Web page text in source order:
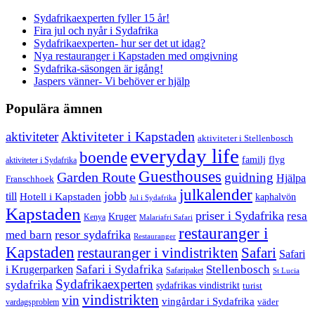
Sydafrikaexperten fyller 15 år!
Fira jul och nyår i Sydafrika
Sydafrikaexperten- hur ser det ut idag?
Nya restauranger i Kapstaden med omgivning
Sydafrika-säsongen är igång!
Jaspers vänner- Vi behöver er hjälp
Populära ämnen
aktiviteterAktiviteter i Kapstaden aktiviteter i Stellenbosch
aktiviteter i Sydafrika boende everyday life familj flyg
Franschhoek Garden Route Guesthouses guidning Hjälpa
till Hotell i Kapstaden jobb Jul i Sydafrika julkalender kaphalvön
Kapstaden Kenya Kruger Malariafri Safari priser i Sydafrika resa
med barn resor sydafrika Restauranger restauranger i
Kapstaden restauranger i vindistrikten Safari Safari
i Krugerparken Safari i Sydafrika Safaripaket Stellenbosch St Lucia
sydafrika Sydafrikaexperten sydafrikas vindistrikt turist
vardagsproblem vinvindistrikten vingårdar i Sydafrika väder